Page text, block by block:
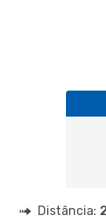
Distância: